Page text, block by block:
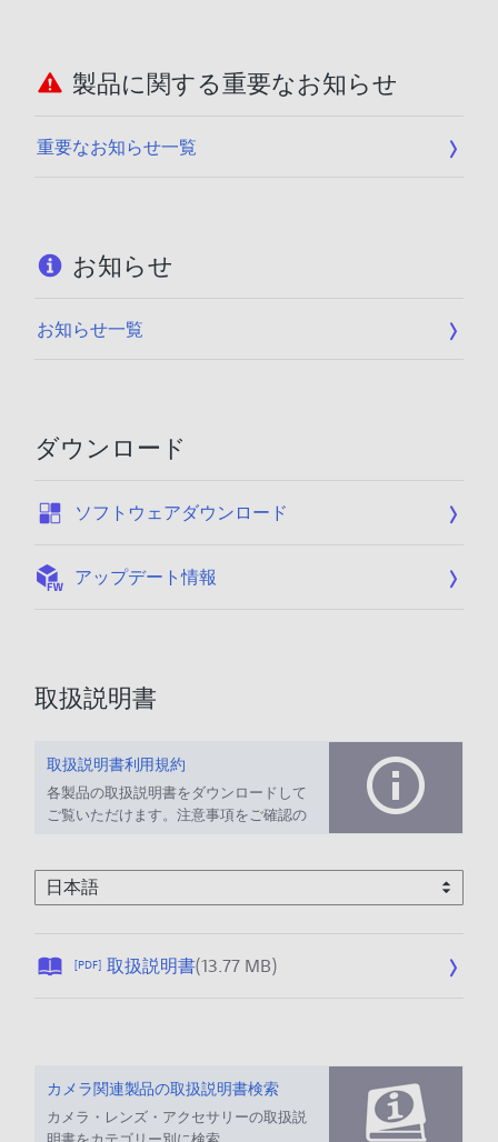
製品に関する重要なお知らせ
重要なお知らせ一覧
お知らせ
お知らせ一覧
ダウンロード
ソフトウェアダウンロード
アップデート情報
取扱説明書
取扱説明書利用規約
各製品の取扱説明書をダウンロードして
ご覧いただけます。注意事項をご確認の
[PDF] 取扱説明書(13.77 MB)公
0
1
カメラ関連製品の取扱説明書検索
カメラ・レンズ・アクセサリーの取扱説